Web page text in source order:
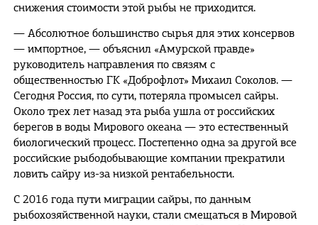
снижения стоимости этой рыбы не приходится.
— Абсолютное большинство сырья для этих консервов
— импортное, — объяснил «Амурской правде»
руководитель направления по связям с
общественностью ГК «Доброфлот» Михаил Соколов. —
Сегодня Россия, по сути, потеряла промысел сайры.
Около трех лет назад эта рыба ушла от российских
берегов в воды Мирового океана — это естественный
биологический процесс. Постепенно одна за другой все
российские рыбодобывающие компании прекратили
ловить сайру из-за низкой рентабельности.
С 2016 года пути миграции сайры, по данным
рыбохозяйственной науки, стали смещаться в Мировой